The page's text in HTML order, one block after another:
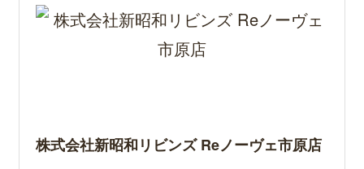
株式会社新昭和リビンズ Reノーヴェ市原店